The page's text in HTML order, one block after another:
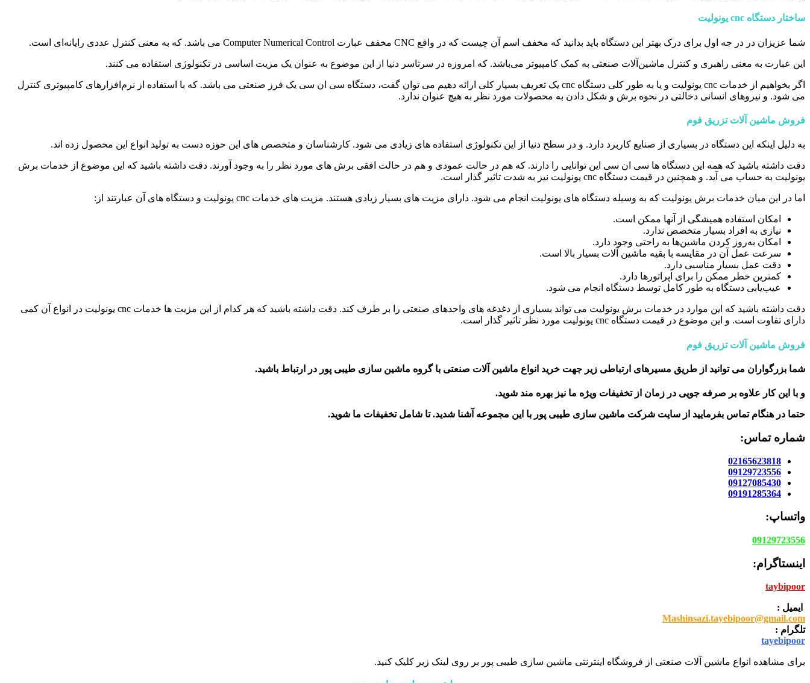
ساختار دستگاه cnc یونولیت
شما عزیزان در در جه اول برای درک بهتر این دستگاه باید بدانید که مخفف اسم آن چیست که در واقع CNC مخفف عبارت Computer Numerical Control می باشد. که به معنی کنترل عددی رایانه‌ای است.
این عبارت به معنی راهبری و کنترل ماشین‌آلات صنعتی به کمک کامپیوتر می‌باشد. که امروزه در سرتاسر دنیا از این موضوع به عنوان یک مزیت اساسی در تکنولوژی استفاده می کنند.
اگر بخواهیم از خدمات cnc یونولیت و یا به طور کلی دستگاه cnc یک تعریف بسیار کلی ارائه دهیم می توان گفت، دستگاه سی ان سی یک فرز صنعتی می باشد. که با استفاده از نرم‌افزارهای کامپیوتری کنترل
می شود. و نیروهای انسانی دخالتی در نحوه برش و شکل دادن به محصولات مورد نظر به هیچ عنوان ندارد.
فروش ماشین آلات تزریق فوم
به دلیل اینکه این دستگاه در بسیاری از صنایع کاربرد دارد. و در سطح دنیا از این تکنولوژی استفاده های زیادی می شود. کارشناسان و متخصص های این حوزه دست به تولید انواع این محصول زده اند.
دقت داشته باشید که همه این دستگاه ها سی ان سی این توانایی را دارند. که هم در حالت عمودی و هم در حالت افقی برش های مورد نظر را به وجود آورند. دقت داشته باشید که این موضوع از خدمات برش
یونولیت به حساب می آید. و همچنین در قیمت دستگاه cnc یونولیت نیز به شدت تاثیر گذار است.
اما در این میان خدمات برش یونولیت که به وسیله دستگاه های یونولیت انجام می شود. دارای مزیت های بسیار زیادی هستند. مزیت های خدمات cnc یونولیت و دستگاه های آن عبارتند از:
امکان استفاده همیشگی از آنها ممکن است.
نیازی به افراد بسیار متخصص ندارد.
امکان به‌روز کردن ماشین‌ها به راحتی وجود دارد.
سرعت عمل آن در مقایسه با بقیه ماشین آلات بسیار بالا است.
دقت عمل بسیار مناسبی دارد.
کمترین خطر ممکن را برای اپراتورها دارد.
عیب‌یابی دستگاه به طور کامل توسط دستگاه انجام می شود.
دقت داشته باشید که این موارد در خدمات برش یونولیت می تواند بسیاری از دغدغه های واحدهای صنعتی را بر طرف کند. دقت داشته باشید که هر کدام از این مزیت ها خدمات cnc یونولیت در انواع آن کمی
دارای تفاوت است. و این موضوع در قیمت دستگاه cnc یونولیت مورد نظر تاثیر گذار است.
فروش ماشین آلات تزریق فوم
شما بزرگواران می توانید از طریق مسیرهای ارتباطی زیر جهت خرید انواع ماشین آلات صنعتی با گروه ماشین سازی طیبی پور در ارتباط باشید.
و با این کار علاوه بر صرفه جویی در زمان از تخفیفات ویژه ما نیز بهره مند شوید.
حتما در هنگام تماس بفرمایید از سایت شرکت ماشین سازی طیبی پور با این مجموعه آشنا شدید. تا شامل تخفیفات ما شوید.
شماره تماس:
02165623818
09129723556
09127085430
09191285364
واتساپ:
09129723556
اینستاگرام:
taybipoor
ایمیل :
Mashinsazi.tayebipoor@gmail.com
تلگرام :
tayebipoor
برای مشاهده انواع ماشین آلات صنعتی از فروشگاه اینترنتی ماشین سازی طیبی پور بر روی لینک زیر کلیک کنید.